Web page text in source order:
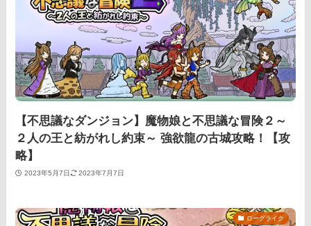
【不思議なダンジョン】魔物娘と不思議な冒険２～
２人の王と紡がれし約束～ 強欲龍の古城攻略！【攻
略】
2023年5月7日 2023年7月7日
ローグライク